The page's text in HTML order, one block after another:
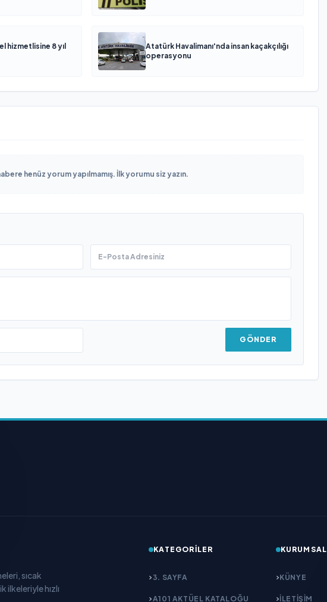
hizmetlisine 8 yıl
Atatürk Havalimanı'nda insan kaçakçılığı
operasyonu
henüz yorum yapılmamış. İlk yorumu siz yazın.
GÖNDER
sıcak
ilkeleriyle hızlı
KATEGORILER
3. SAYFA
A101 AKTÜEL KATALOĞU
KURUMSAL
KÜNYE
İLETIŞIM